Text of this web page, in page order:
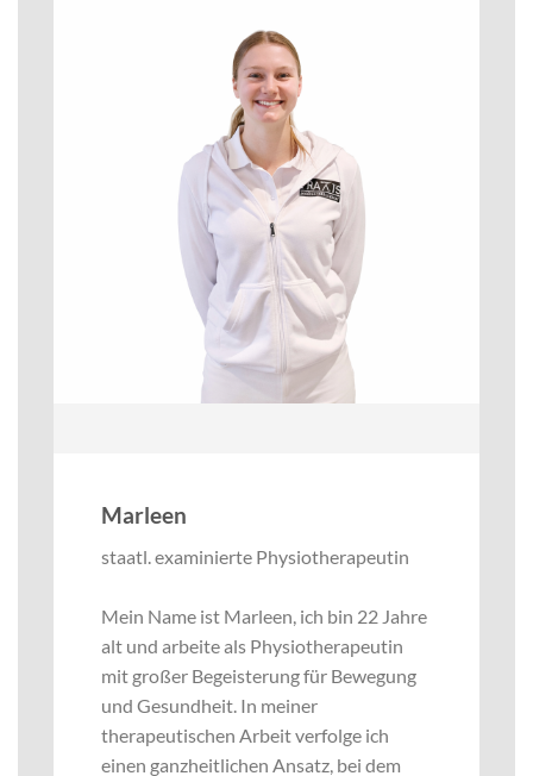
Marleen
staatl. examinierte Physiotherapeutin
Mein Name ist Marleen, ich bin 22 Jahre
alt und arbeite als Physiotherapeutin
mit großer Begeisterung für Bewegung
und Gesundheit. In meiner
therapeutischen Arbeit verfolge ich
einen ganzheitlichen Ansatz, bei dem